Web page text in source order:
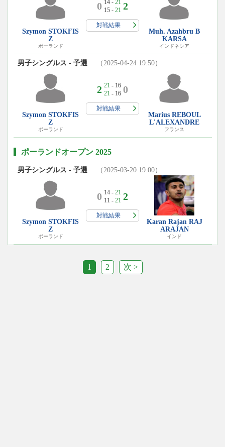
Szymon STOKFIS
Z
ポーランド
0 14 - 21
15 - 21 2
対戦結果
Muh. Azahbru B
KARSA
インドネシア
男子シングルス - 予選 （2025-04-24 19:50）
Szymon STOKFIS
Z
ポーランド
2 21 - 16
21 - 16 0
対戦結果
Marius REBOUL
L'ALEXANDRE
フランス
ポーランドオープン 2025
男子シングルス - 予選 （2025-03-20 19:00）
Szymon STOKFIS
Z
ポーランド
0 14 - 21
11 - 21 2
対戦結果
Karan Rajan RAJ
ARAJAN
インド
1 2 次 >